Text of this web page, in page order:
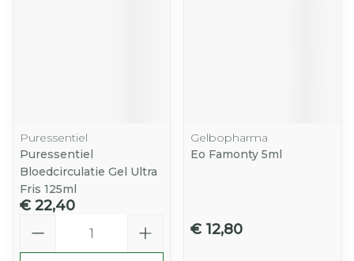
Puressentiel
Puressentiel
Bloedcirculatie Gel Ultra
Fris 125ml
€ 22,40
Gelbopharma
Eo Famonty 5ml
€ 12,80